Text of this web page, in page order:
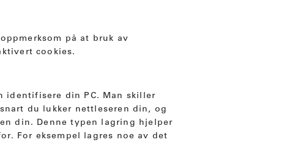
på at bruk av
cookies.
identifisere din PC. Man skiller
du lukker nettleseren din, og
din. Denne typen lagring hjelper
For eksempel lagres noe av det